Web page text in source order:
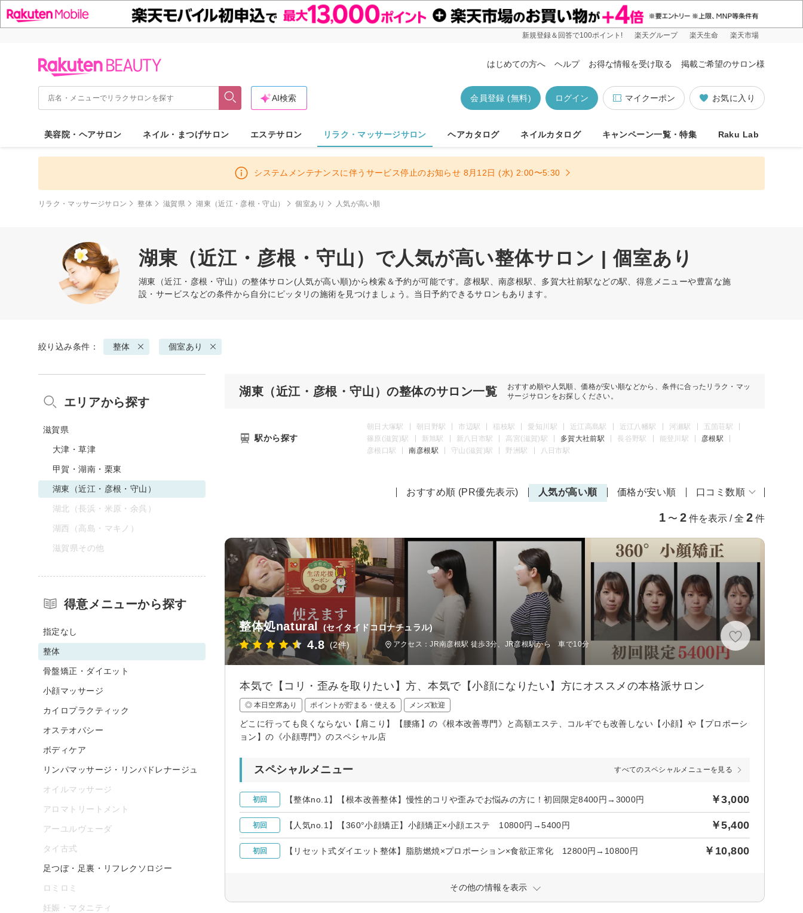
新規登録＆回答で100ポイント! 楽天グループ 楽天生命 楽天市場
はじめての方へ ヘルプ お得な情報を受け取る 掲載ご希望のサロン様
お気に入り
マイクーポン
ログイン
会員登録 (無料)
AI検索
美容院・ヘアサロン ネイル・まつげサロン エステサロン リラク・マッサージサロン ヘアカタログ ネイルカタログ キャンペーン一覧・特集 Raku Lab
システムメンテナンスに伴うサービス停止のお知らせ 8月12日 (水) 2:00〜5:30
リラク・マッサージサロン 整体 滋賀県 湖東（近江・彦根・守山） 個室あり 人気が高い順
湖東（近江・彦根・守山）で人気が高い整体サロン | 個室あり
湖東（近江・彦根・守山）の整体サロン(人気が高い順)から検索＆予約が可能です。彦根駅、南彦根駅、多賀大社前駅などの駅、得意メニューや豊富な施
設・サービスなどの条件から自分にピッタリの施術を見つけましょう。当日予約できるサロンもあります。
絞り込み条件： 整体 個室あり
湖東（近江・彦根・守山）の整体のサロン一覧
おすすめ順や人気順、価格が安い順などから、条件に合ったリラク・マッ
サージサロンをお探しください。
駅から探す
朝日大塚駅 朝日野駅 市辺駅 稲枝駅 愛知川駅 近江高島駅 近江八幡駅 河瀬駅
五箇荘駅
篠原(滋賀)駅
新旭駅 新八日市駅 高宮(滋賀)駅 多賀大社前駅 長谷野駅 能登川駅
彦根駅
彦根口駅
南彦根駅 守山(滋賀)駅 野洲駅 八日市駅
おすすめ順 (PR優先表示) 人気が高い順 価格が安い順 口コミ数順
1 〜 2 件を表示 / 全 2 件
整体処natural (セイタイドコロナチュラル)
4.8 (2件) アクセス：JR南彦根駅 徒歩3分、JR彦根駅から 車で10分
本気で【コリ・歪みを取りたい】方、本気で【小顔になりたい】方にオススメの本格派サロン
◎ 本日空席あり ポイントが貯まる・使える メンズ歓迎
どこに行っても良くならない【肩こり】【腰痛】の《根本改善専門》と高額エステ、コルギでも改善しない【小顔】や【プロポーシ
ョン】の《小顔専門》のスペシャル店
スペシャルメニュー すべてのスペシャルメニューを見る
初回 【整体no.1】【根本改善整体】慢性的コリや歪みでお悩みの方に！初回限定8400円→3000円 ￥3,000
初回 【人気no.1】【360°小顔矯正】小顔矯正×小顔エステ 10800円→5400円 ￥5,400
初回 【リセット式ダイエット整体】脂肪燃焼×プロポーション×食欲正常化 12800円→10800円 ￥10,800
その他の情報を表示
エリアから探す
滋賀県
大津・草津
甲賀・湖南・栗東
湖東（近江・彦根・守山）
湖北（長浜・米原・余呉）
湖西（高島・マキノ）
滋賀県その他
得意メニューから探す
指定なし
整体
骨盤矯正・ダイエット
小顔マッサージ
カイロプラクティック
オステオパシー
ボディケア
リンパマッサージ・リンパドレナージュ
オイルマッサージ
アロマトリートメント
アーユルヴェーダ
タイ古式
足つぼ・足裏・リフレクソロジー
ロミロミ
妊娠・マタニティ